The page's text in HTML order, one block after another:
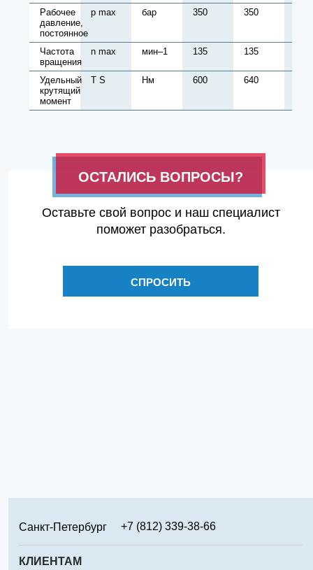
Рабочее
давление,
постоянное
p max бар 350 350
Частота
вращения
n max мин–1 135 135
Удельный
крутящий
момент
T S Нм 600 640
ОСТАЛИСЬ ВОПРОСЫ?
Оставьте свой вопрос и наш специалист
поможет разобраться.
СПРОСИТЬ
Санкт-Петербург
+7 (812) 339-38-66
Москва
+7 (499) 346-65-02
КЛИЕНТАМ